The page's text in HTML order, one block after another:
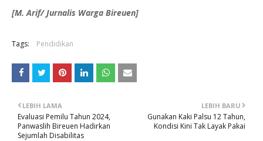
[M. Arif/ Jurnalis Warga Bireuen]
Tags: Pendidikan
LEBIH BARU
Gunakan Kaki Palsu 12 Tahun,
Kondisi Kini Tak Layak Pakai
LEBIH LAMA
Evaluasi Pemilu Tahun 2024,
Panwaslih Bireuen Hadirkan
Sejumlah Disabilitas